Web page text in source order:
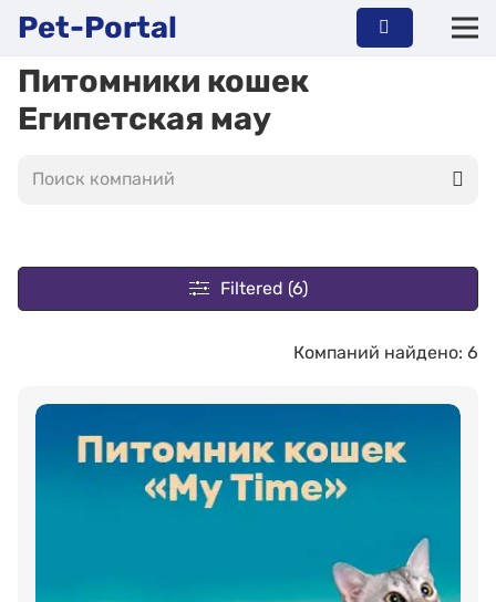
Pet-Portal
Питомники кошек
Египетская мау
Filtered (6)
Компаний найдено: 6